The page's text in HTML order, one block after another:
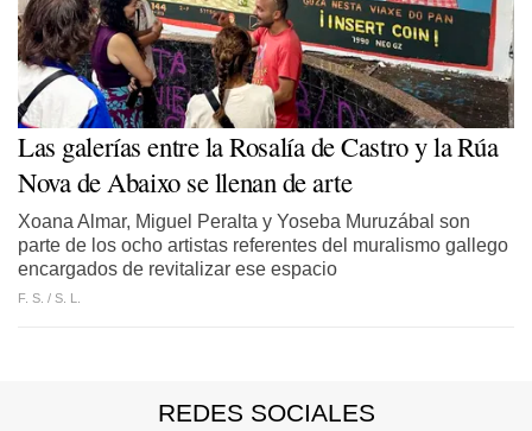
Las galerías entre la Rosalía de Castro y la Rúa
Nova de Abaixo se llenan de arte
Xoana Almar, Miguel Peralta y Yoseba Muruzábal son
parte de los ocho artistas referentes del muralismo gallego
encargados de revitalizar ese espacio
F. S. / S. L.
REDES SOCIALES